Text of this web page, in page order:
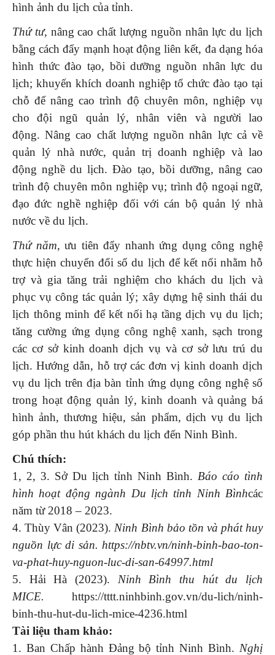
hình ảnh du lịch của tỉnh.
Thứ tư, nâng cao chất lượng nguồn nhân lực du lịch
bằng cách đẩy mạnh hoạt động liên kết, đa dạng hóa
hình thức đào tạo, bồi dưỡng nguồn nhân lực du
lịch; khuyến khích doanh nghiệp tổ chức đào tạo tại
chỗ để nâng cao trình độ chuyên môn, nghiệp vụ
cho đội ngũ quản lý, nhân viên và người lao
động. Nâng cao chất lượng nguồn nhân lực cả về
quản lý nhà nước, quản trị doanh nghiệp và lao
động nghề du lịch. Đào tạo, bồi dưỡng, nâng cao
trình độ chuyên môn nghiệp vụ; trình độ ngoại ngữ,
đạo đức nghề nghiệp đối với cán bộ quản lý nhà
nước về du lịch.
Thứ năm, ưu tiên đẩy nhanh ứng dụng công nghệ
thực hiện chuyển đổi số du lịch để kết nối nhằm hỗ
trợ và gia tăng trải nghiệm cho khách du lịch và
phục vụ công tác quản lý; xây dựng hệ sinh thái du
lịch thông minh để kết nối hạ tầng dịch vụ du lịch;
tăng cường ứng dụng công nghệ xanh, sạch trong
các cơ sở kinh doanh dịch vụ và cơ sở lưu trú du
lịch. Hướng dẫn, hỗ trợ các đơn vị kinh doanh dịch
vụ du lịch trên địa bàn tỉnh ứng dụng công nghệ số
trong hoạt động quản lý, kinh doanh và quảng bá
hình ảnh, thương hiệu, sản phẩm, dịch vụ du lịch
góp phần thu hút khách du lịch đến Ninh Bình.
Chú thích:
1, 2, 3. Sở Du lịch tỉnh Ninh Bình. Báo cáo tình
hình hoạt động ngành Du lịch tỉnh Ninh Bìnhcác
năm từ 2018 – 2023.
4. Thùy Vân (2023). Ninh Bình bảo tồn và phát huy
nguồn lực di sản. https://nbtv.vn/ninh-binh-bao-ton-
va-phat-huy-nguon-luc-di-san-64997.html
5. Hải Hà (2023). Ninh Bình thu hút du lịch
MICE. https://tttt.ninhbinh.gov.vn/du-lich/ninh-
binh-thu-hut-du-lich-mice-4236.html
Tài liệu tham khảo:
1. Ban Chấp hành Đảng bộ tỉnh Ninh Bình. Nghị